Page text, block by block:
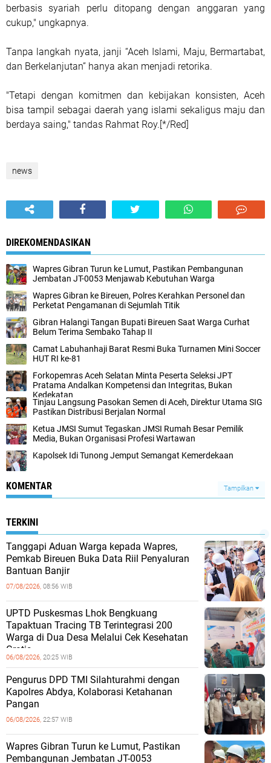
berbasis syariah perlu ditopang dengan anggaran yang
cukup," ungkapnya.
Tanpa langkah nyata, janji “Aceh Islami, Maju, Bermartabat,
dan Berkelanjutan” hanya akan menjadi retorika.
"Tetapi dengan komitmen dan kebijakan konsisten, Aceh
bisa tampil sebagai daerah yang islami sekaligus maju dan
berdaya saing," tandas Rahmat Roy.[*/Red]
news
DIREKOMENDASIKAN
Wapres Gibran Turun ke Lumut, Pastikan Pembangunan
Jembatan JT-0053 Menjawab Kebutuhan Warga
Wapres Gibran ke Bireuen, Polres Kerahkan Personel dan
Perketat Pengamanan di Sejumlah Titik
Gibran Halangi Tangan Bupati Bireuen Saat Warga Curhat
Belum Terima Sembako Tahap II
Camat Labuhanhaji Barat Resmi Buka Turnamen Mini Soccer
HUT RI ke-81
Forkopemras Aceh Selatan Minta Peserta Seleksi JPT
Pratama Andalkan Kompetensi dan Integritas, Bukan
Kedekatan
‎Tinjau Langsung Pasokan Semen di Aceh, ‎Direktur Utama SIG
Pastikan Distribusi Berjalan Normal ‎
Ketua JMSI Sumut Tegaskan JMSI Rumah Besar Pemilik
Media, Bukan Organisasi Profesi Wartawan
Kapolsek Idi Tunong Jemput Semangat Kemerdekaan
KOMENTAR Tampilkan
TERKINI
Tanggapi Aduan Warga kepada Wapres,
Pemkab Bireuen Buka Data Riil Penyaluran
Bantuan Banjir
07/08/2026, 08:56 WIB
UPTD Puskesmas Lhok Bengkuang
Tapaktuan ‎Tracing TB Terintegrasi 200
Warga di Dua Desa Melalui Cek Kesehatan
Gratis
06/08/2026, 20:25 WIB
Pengurus DPD TMI Silahturahmi dengan
Kapolres Abdya, Kolaborasi Ketahanan
Pangan
06/08/2026, 22:57 WIB
Wapres Gibran Turun ke Lumut, Pastikan
Pembangunan Jembatan JT-0053